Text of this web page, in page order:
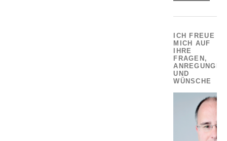
ICH FREUE
MICH AUF
IHRE
FRAGEN,
ANREGUNGEN
UND
WÜNSCHE